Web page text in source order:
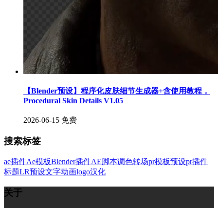
【Blender预设】程序化皮肤细节生成器+含使用教程，
Procedural Skin Details V1.05
2026-06-15 免费
搜索标签
ae插件Ae模板Blender插件AE脚本调色转场pr模板预设pr插件
标题LR预设文字动画logo汉化
关于